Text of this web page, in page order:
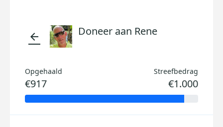
arrow_back Doneer aan Rene
Opgehaald
€917
Streefbedrag
€1.000